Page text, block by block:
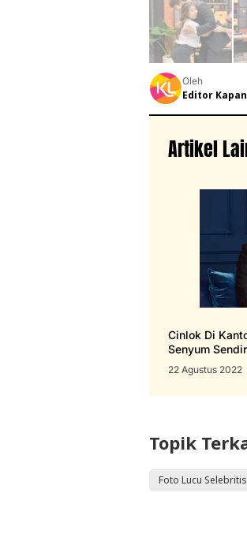
Oleh
Editor
Artikel
Cinlok Di
Senyum
22 Agustus 2022
Topik
Foto Lucu Selebritis